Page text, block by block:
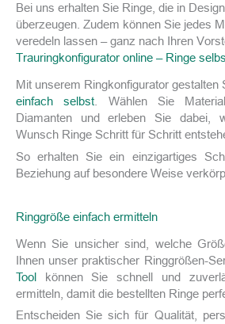
Bei uns erhalten Sie Ringe, die in
überzeugen. Zudem können Sie jedes
veredeln lassen – ganz nach Ihren
Trauringkonfigurator online – Ringe
Mit unserem Ringkonfigurator gestalten
einfach selbst . Wählen Sie
Diamanten und erleben Sie dabei,
Wunsch Ringe Schritt für Schritt
So erhalten Sie ein einzigartiges
Beziehung auf besondere Weise
Ringgröße einfach ermitteln
Wenn Sie unsicher sind, welche
Ihnen unser praktischer Ringgrößen-
Tool können Sie schnell und
ermitteln, damit die bestellten Ringe
Entscheiden Sie sich für Qualität,